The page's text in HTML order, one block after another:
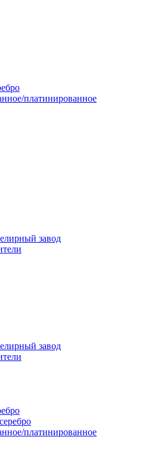
платинированное
завод
завод
платинированное